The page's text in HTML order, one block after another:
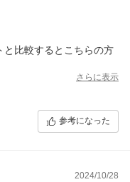
と比較するとこちらの方
てありがたいです。さらに表示
参考になった
2024/10/28